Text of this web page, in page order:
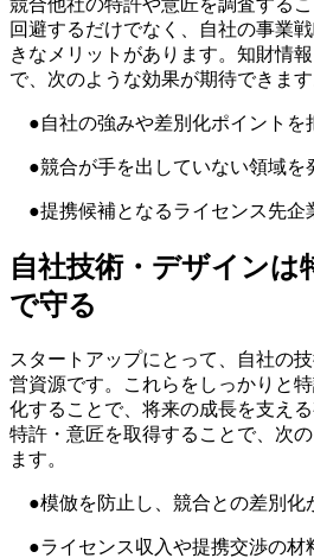
回避するだけでなく、自社の事業
きなメリットがあります。知財情
で、次のような効果が期待できます
●自社の強みや差別化ポイントを
●競合が手を出していない領域を
●提携候補となるライセンス先企
自社技術・デザインは
で守る
スタートアップにとって、自社の
営資源です。これらをしっかりと
化することで、将来の成長を支え
特許・意匠を取得することで、次
ます。
●模倣を防止し、競合との差別化
●ライセンス収入や提携交渉の材